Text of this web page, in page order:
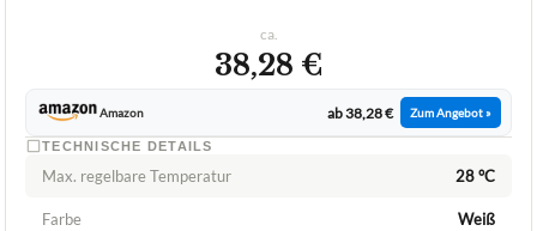
ca.
38,28 €
Amazon ab 38,28 € Zum Angebot »
TECHNISCHE DETAILS
Max. regelbare Temperatur 28 °C
Farbe Weiß